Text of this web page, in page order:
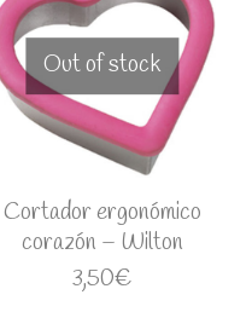
Out of stock
Cortador ergonómico
corazón – Wilton
3,50€